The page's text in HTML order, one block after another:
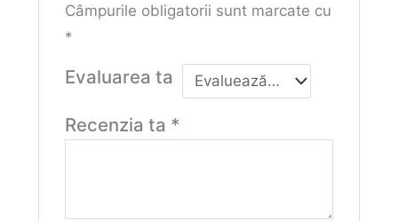
Câmpurile obligatorii sunt marcate cu
*
Evaluarea ta
Recenzia ta *